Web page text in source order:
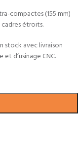
compactes (155 mm)
cadres étroits.
stock avec livraison
d’usinage CNC.